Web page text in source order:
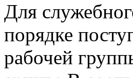
Для
порядке
рабочей